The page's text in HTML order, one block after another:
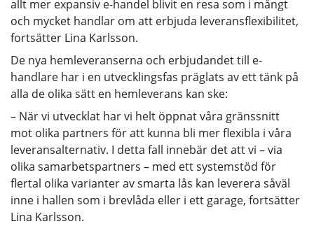
allt mer expansiv e-handel blivit en resa som i mångt
och mycket handlar om att erbjuda leveransflexibilitet,
fortsätter Lina Karlsson.
De nya hemleveranserna och erbjudandet till e-
handlare har i en utvecklingsfas präglats av ett tänk på
alla de olika sätt en hemleverans kan ske:
– När vi utvecklat har vi helt öppnat våra gränssnitt
mot olika partners för att kunna bli mer flexibla i våra
leveransalternativ. I detta fall innebär det att vi – via
olika samarbetspartners – med ett systemstöd för
flertal olika varianter av smarta lås kan leverera såväl
inne i hallen som i brevlåda eller i ett garage, fortsätter
Lina Karlsson.